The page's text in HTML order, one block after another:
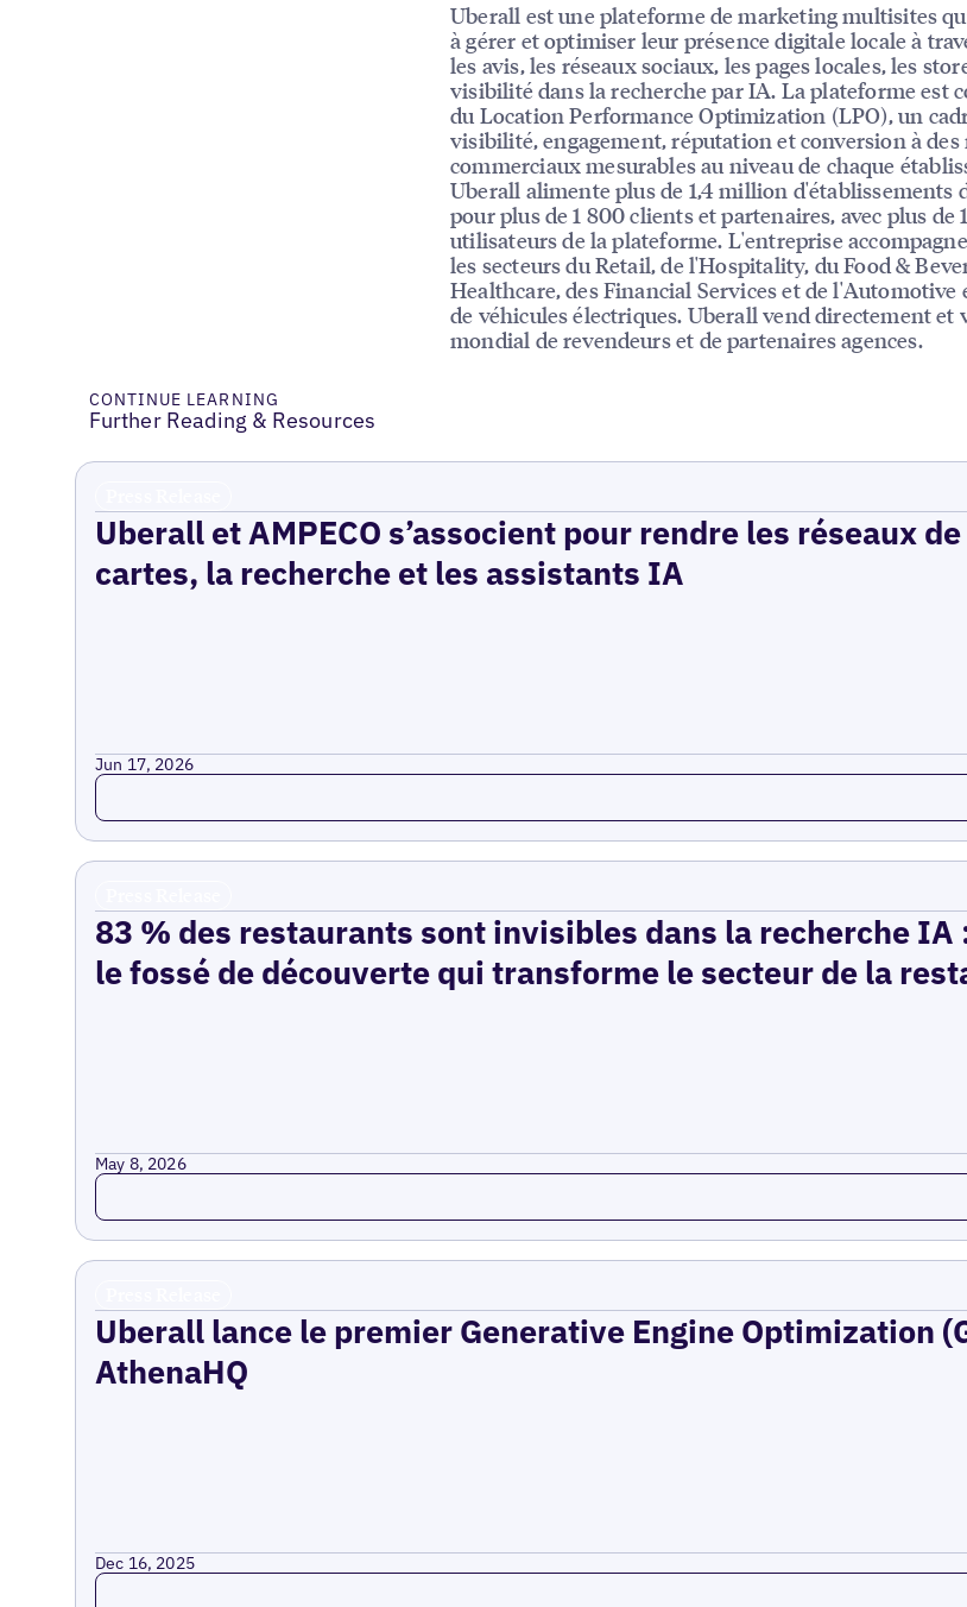
Uberall est une plateforme de marketing multisites
à gérer et optimiser leur présence digitale locale à
les avis, les réseaux sociaux, les pages locales, les
visibilité dans la recherche par IA. La plateforme est
du Location Performance Optimization (LPO), un
visibilité, engagement, réputation et conversion à des
commerciaux mesurables au niveau de chaque
Uberall alimente plus de 1,4 million d'établissements
pour plus de 1 800 clients et partenaires, avec plus de
utilisateurs de la plateforme. L'entreprise
les secteurs du Retail, de l'Hospitality, du Food &
Healthcare, des Financial Services et de l'Automotive
de véhicules électriques. Uberall vend directement et
mondial de revendeurs et de partenaires agences.
CONTINUE LEARNING
Further Reading & Resources
Uberall et AMPECO s’associent pour rendre les réseaux
cartes, la recherche et les assistants IA
Jun 17, 2026
Read more
83 % des restaurants sont invisibles dans la recherche
le fossé de découverte qui transforme le secteur de la
May 8, 2026
Read more
Uberall lance le premier Generative Engine Optimization
AthenaHQ
Dec 16, 2025
Read more